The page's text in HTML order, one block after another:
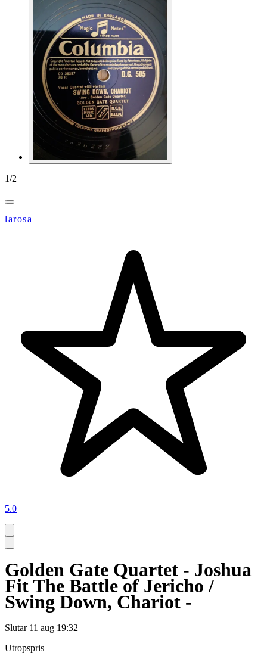
1/2
larosa
5.0
Golden Gate Quartet - Joshua
Fit The Battle of Jericho /
Swing Down, Chariot -
Slutar 11 aug 19:32
Utropspris